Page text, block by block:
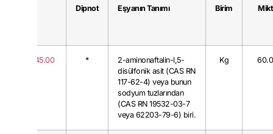
Dipnot Eşyanın Tanımı Birim
2921.45.00 *
2-aminonaftalin-l,5-
disülfonik asit (CAS RN
117-62-4) veya bunun
sodyum tuzlarından
(CAS RN 19532-03-7
veya 62203-79-6) biri.
Kg